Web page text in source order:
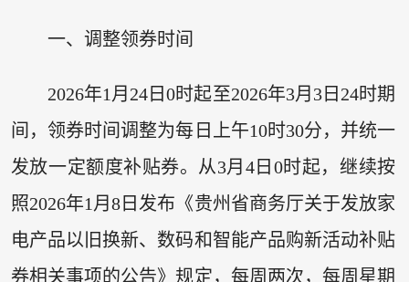
一、调整领券时间
2026年1月24日0时起至2026年3月3日24时期
间，领券时间调整为每日上午10时30分，并统一
发放一定额度补贴券。从3月4日0时起，继续按
照2026年1月8日发布《贵州省商务厅关于发放家
电产品以旧换新、数码和智能产品购新活动补贴
券相关事项的公告》规定，每周两次，每周星期